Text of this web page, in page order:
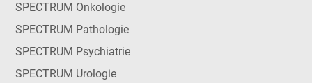
SPECTRUM Onkologie
SPECTRUM Pathologie
SPECTRUM Psychiatrie
SPECTRUM Urologie